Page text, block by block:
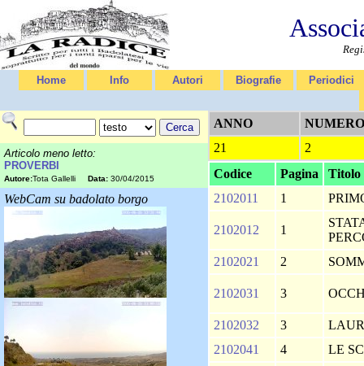
Home Info Autori Biografie Periodici
Articolo meno letto:
PROVERBI
Autore:Tota Gallelli Data: 30/04/2015
WebCam su badolato borgo
ANNO
NUMERO
21
2
Codice
Pagina
Titolo
2102011
1
2102012 1
2102021
2
2102031 3
2102032 3
2102041
4 LE